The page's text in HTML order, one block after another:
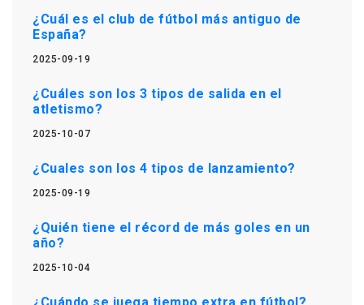
¿Cuál es el club de fútbol más antiguo de
España?
2025-09-19
¿Cuáles son los 3 tipos de salida en el
atletismo?
2025-10-07
¿Cuales son los 4 tipos de lanzamiento?
2025-09-19
¿Quién tiene el récord de más goles en un
año?
2025-10-04